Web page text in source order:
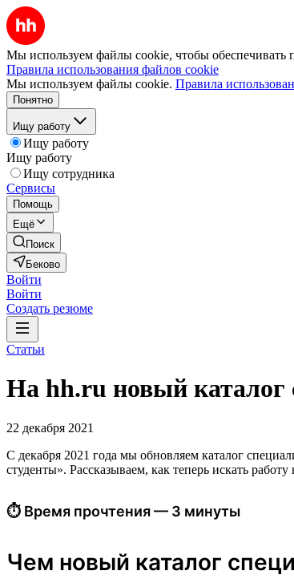
Мы используем файлы cookie, чтобы обеспечивать
Правила использования файлов cookie
Мы используем файлы cookie. Правила
Понятно
Ищу работу
Ищу работу
Ищу работу
Ищу сотрудника
Сервисы
Помощь
Ещё
Поиск
Беково
Войти
Войти
Создать резюме
Статьи
На hh.ru новый каталог
22 декабря 2021
С декабря 2021 года мы обновляем каталог
студенты». Рассказываем, как теперь искать
⏱ Время прочтения — 3 минуты
Чем новый каталог